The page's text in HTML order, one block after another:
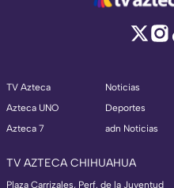
TV Azteca
Azteca UNO
Azteca 7
Noticias
Deportes
adn Noticias
TV AZTECA CHIHUAHUA
Plaza Carrizales, Perf. de la Juventud